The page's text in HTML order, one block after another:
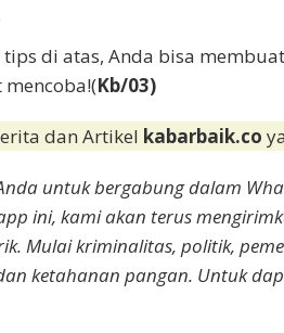
di atas, Anda bisa
mencoba!(Kb/03)
dan Artikel kabarbaik.co
untuk bergabung dalam
ini, kami akan terus
Mulai kriminalitas, politik,
ketahanan pangan. Untuk